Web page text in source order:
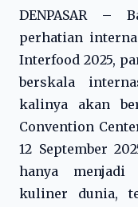
DENPASAR –
perhatian
Interfood 2025,
berskala
kalinya akan
Convention
12 September
hanya menjadi
kuliner dunia,